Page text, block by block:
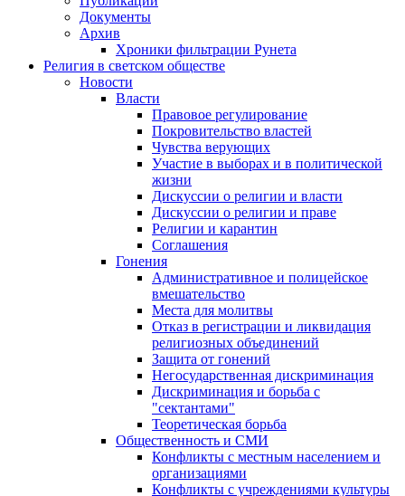
Документы
Архив
Хроники фильтрации Рунета
Религия в светском обществе
Новости
Власти
Правовое регулирование
Покровительство властей
Чувства верующих
Участие в выборах и в политической
жизни
Дискуссии о религии и власти
Дискуссии о религии и праве
Религии и карантин
Соглашения
Гонения
Административное и полицейское
вмешательство
Места для молитвы
Отказ в регистрации и ликвидация
религиозных объединений
Защита от гонений
Негосударственная дискриминация
Дискриминация и борьба с
"сектантами"
Теоретическая борьба
Общественность и СМИ
Конфликты с местным населением и
организациями
Конфликты с учреждениями культуры